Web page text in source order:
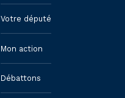
Votre député
Mon action
Débattons